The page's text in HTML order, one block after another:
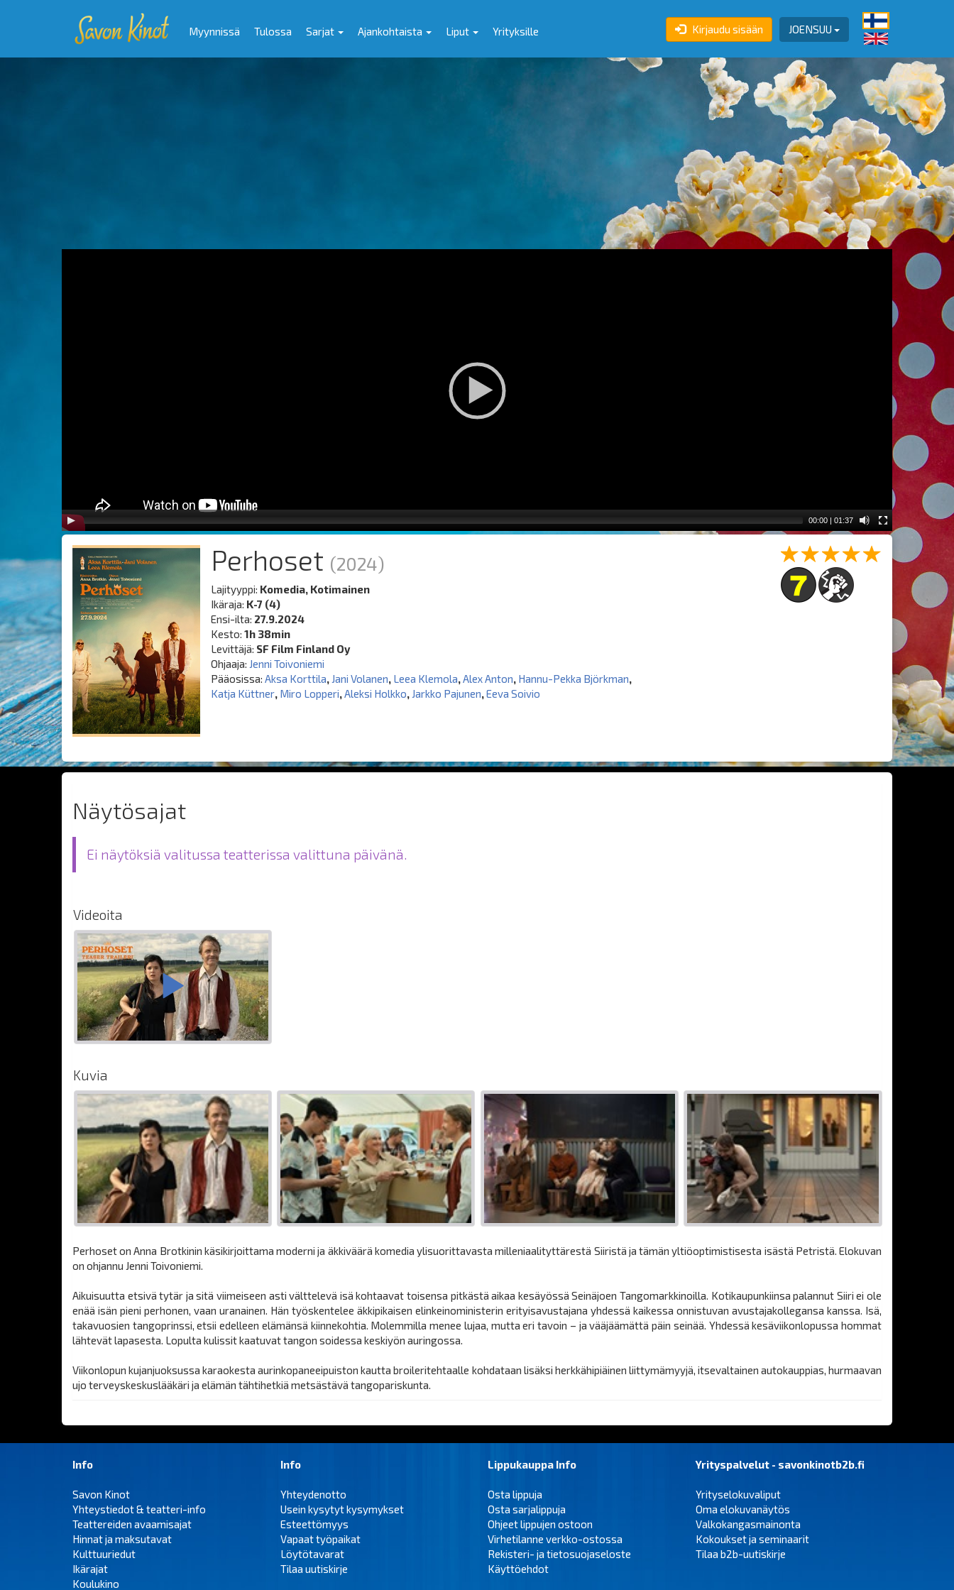
JOENSUU
Kirjaudu sisään
Myynnissä Tulossa Sarjat Ajankohtaista Liput Yrityksille
00:00 | 01:37
Perhoset (2024)
Lajityyppi: Komedia, Kotimainen
Ikäraja: K-7 (4)
Ensi-ilta: 27.9.2024
Kesto: 1h 38min
Levittäjä: SF Film Finland Oy
Ohjaaja: Jenni Toivoniemi
Pääosissa: Aksa Korttila, Jani Volanen, Leea Klemola,Alex Anton, Hannu-Pekka Björkman,
Katja Küttner, Miro Lopperi,Aleksi Holkko, Jarkko Pajunen,Eeva Soivio
Näytösajat
Ei näytöksiä valitussa teatterissa valittuna päivänä.
Videoita
Kuvia
Perhoset on Anna Brotkinin käsikirjoittama moderni ja äkkiväärä komedia ylisuorittavasta milleniaalityttärestä Siiristä ja tämän yltiöoptimistisesta isästä Petristä. Elokuvan
on ohjannu Jenni Toivoniemi.
Aikuisuutta etsivä tytär ja sitä viimeiseen asti välttelevä isä kohtaavat toisensa pitkästä aikaa kesäyössä Seinäjoen Tangomarkkinoilla. Kotikaupunkiinsa palannut Siiri ei ole
enää isän pieni perhonen, vaan uranainen. Hän työskentelee äkkipikaisen elinkeinoministerin erityisavustajana yhdessä kaikessa onnistuvan avustajakollegansa kanssa. Isä,
takavuosien tangoprinssi, etsii edelleen elämänsä kiinnekohtia. Molemmilla menee lujaa, mutta eri tavoin – ja vääjäämättä päin seinää. Yhdessä kesäviikonlopussa hommat
lähtevät lapasesta. Lopulta kulissit kaatuvat tangon soidessa keskiyön auringossa.
Viikonlopun kujanjuoksussa karaokesta aurinkopaneeipuiston kautta broileritehtaalle kohdataan lisäksi herkkähipiäinen liittymämyyjä, itsevaltainen autokauppias, hurmaavan
ujo terveyskeskuslääkäri ja elämän tähtihetkiä metsästävä tangopariskunta.
Info
Savon Kinot
Yhteystiedot & teatteri-info
Teattereiden avaamisajat
Hinnat ja maksutavat
Kulttuuriedut
Ikärajat
Koulukino
Info
Yhteydenotto
Usein kysytyt kysymykset
Esteettömyys
Vapaat työpaikat
Löytötavarat
Tilaa uutiskirje
Lippukauppa Info
Osta lippuja
Osta sarjalippuja
Ohjeet lippujen ostoon
Virhetilanne verkko-ostossa
Rekisteri- ja tietosuojaseloste
Käyttöehdot
Yrityspalvelut - savonkinotb2b.fi
Yrityselokuvaliput
Oma elokuvanäytös
Valkokangasmainonta
Kokoukset ja seminaarit
Tilaa b2b-uutiskirje